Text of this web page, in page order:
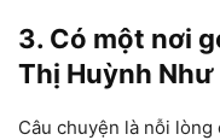
3. Có một nơi
Thị Huỳnh Như
Câu chuyện là nỗi